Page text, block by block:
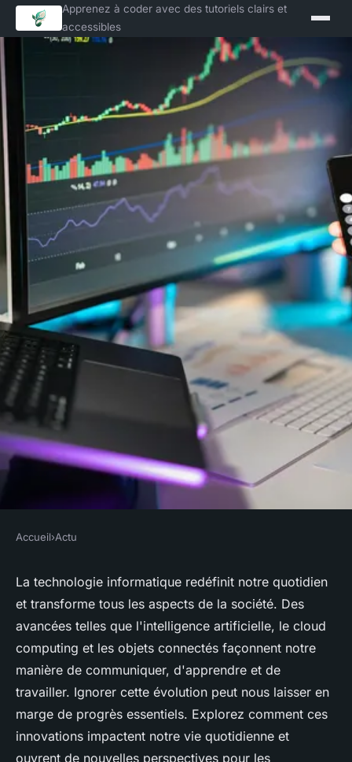
Apprenez à coder avec des tutoriels clairs et
accessibles
Comment la technologie
informatique transforme la
société que vous ne pouvez pas
ignorer
Elsa•9 octobre 2024•10 min de lecture
Accueil›Actu
La technologie informatique redéfinit notre quotidien
et transforme tous les aspects de la société. Des
avancées telles que l'intelligence artificielle, le cloud
computing et les objets connectés façonnent notre
manière de communiquer, d'apprendre et de
travailler. Ignorer cette évolution peut nous laisser en
marge de progrès essentiels. Explorez comment ces
innovations impactent notre vie quotidienne et
ouvrent de nouvelles perspectives pour les